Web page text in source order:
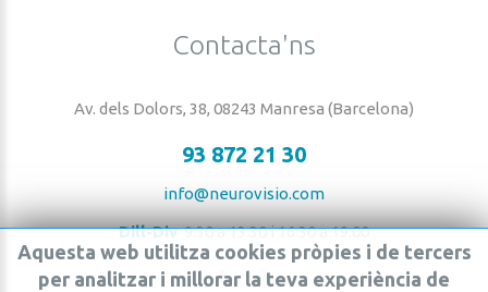
Contacta'ns
Av. dels Dolors, 38, 08243 Manresa (Barcelona)
93 872 21 30
info@neurovisio.com
Dill-Div9:30 a 13:30 i 16:30 a 19:00
Aquesta web utilitza cookies pròpies i de tercers
per analitzar i millorar la teva experiència de